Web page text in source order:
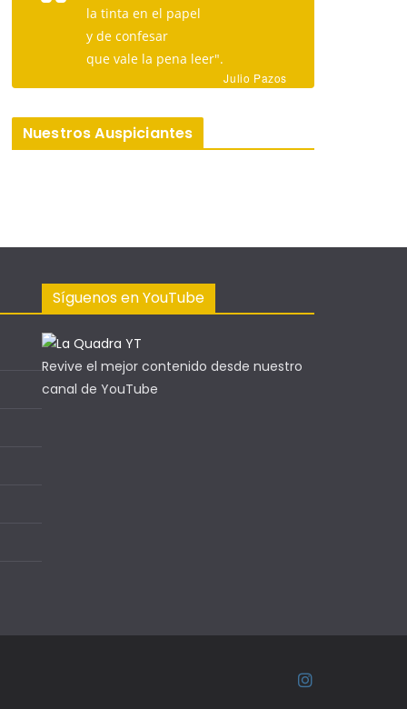
la tinta en el papel
y de confesar
que vale la pena leer".
Julio Pazos
Nuestros Auspiciantes
Síguenos en YouTube
Revive el mejor contenido desde nuestro
canal de YouTube